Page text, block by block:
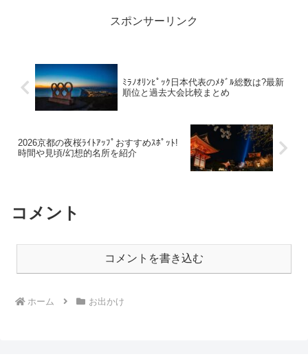
スポンサーリンク
ﾐﾗﾉｵﾘﾝﾋﾟｯｸ日本代表のﾒﾀﾞﾙ総数は?最新
順位と過去大会比較まとめ
2026京都の夜桜ﾗｲﾄｱｯﾌﾟおすすめｽﾎﾟｯﾄ!
時間や見頃/幻想的名所を紹介
コメント
コメントを書き込む
ホーム お出かけ